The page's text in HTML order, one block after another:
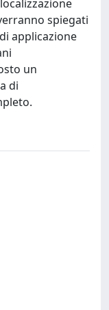
spiegati
applicazione
un
di